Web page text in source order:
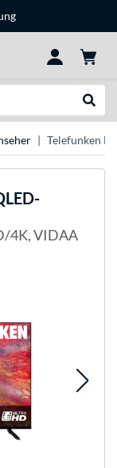
Telefunken
4K, VIDAA